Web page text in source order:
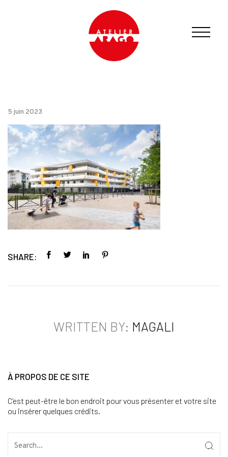
5 juin 2023
SHARE:
WRITTEN BY: MAGALI
À PROPOS DE CE SITE
C’est peut-être le bon endroit pour vous présenter et votre site
ou insérer quelques crédits.